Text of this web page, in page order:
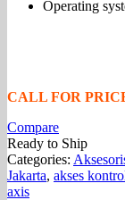
Operating
CALL FOR
Compare
Ready to Ship
Categories:
Jakarta, akses
axis